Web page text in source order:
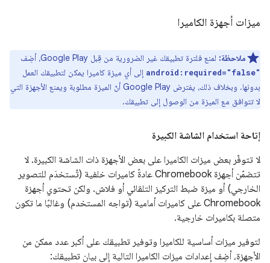
ميزات أجهزة الكاميرا
ملاحظة: لمنع فلترة تطبيقك غير الضرورية من قِبل Google Play، أضِف
android:required="false" إلى أي ميزة كاميرا يمكن لتطبيقك العمل
بدونها. وبخلاف ذلك، يفترض Google Play أنّ الميزة مطلوبة ويمنع الأجهزة التي
لا تتوافق مع الميزة من الوصول إلى تطبيقك.
إتاحة استخدام الشاشة الكبيرة
لا تتوفّر بعض ميزات الكاميرا على بعض الأجهزة ذات الشاشة الكبيرة. لا
تتضمّن أجهزة Chromebook عادةً كاميرات خلفية (تُستخدَم للتصوير
الخارجي) أو ميزة ضبط التركيز التلقائي أو فلاش. ولكن تحتوي أجهزة
Chromebook على كاميرات أمامية (تواجه المستخدم) وغالبًا ما تكون
متصلة بكاميرات خارجية.
لتوفير ميزات أساسية للكاميرا وتوفير تطبيقك على أكبر عدد ممكن من
الأجهزة، أضِف إعدادات ميزات الكاميرا التالية إلى بيان تطبيقك: